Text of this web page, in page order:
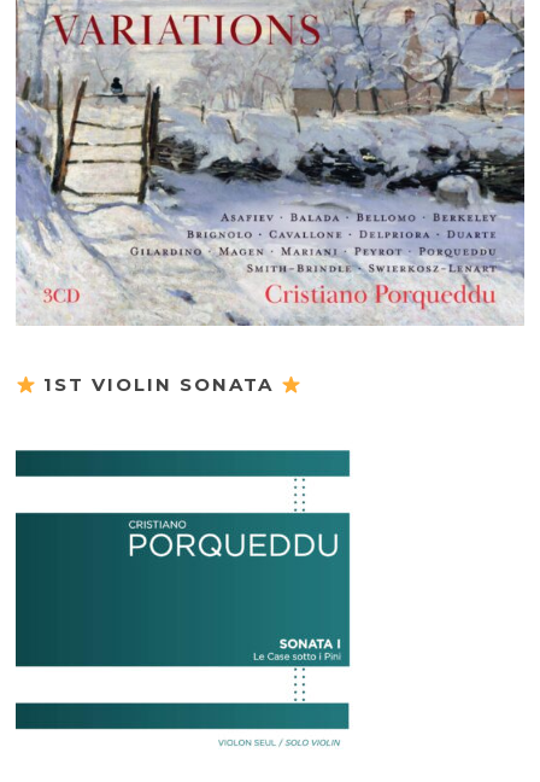
1ST VIOLIN SONATA